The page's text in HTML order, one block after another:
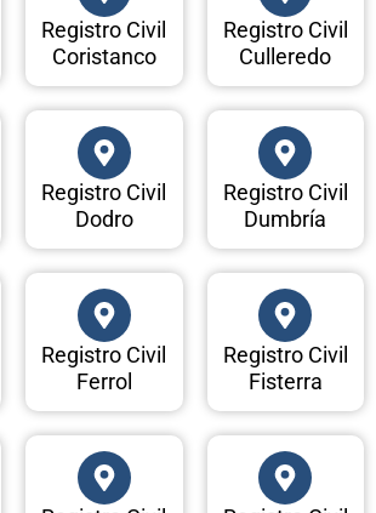
Registro Civil
Coristanco
Registro Civil
Culleredo
Registro Civil
Dodro
Registro Civil
Dumbría
Registro Civil
Ferrol
Registro Civil
Fisterra